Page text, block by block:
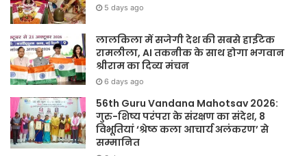
5 days ago
लालकिला में सजेगी देश की सबसे हाईटेक
रामलीला, AI तकनीक के साथ होगा भगवान
श्रीराम का दिव्य मंचन
6 days ago
56th Guru Vandana Mahotsav 2026:
गुरु-शिष्य परंपरा के संरक्षण का संदेश, 8
विभूतियां ‘श्रेष्ठ कला आचार्य अलंकरण’ से
सम्मानित